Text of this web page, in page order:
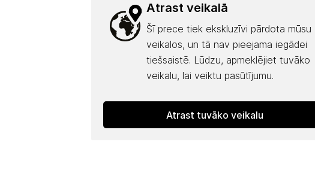
Atrast veikalā
Šī prece tiek ekskluzīvi pārdota mūsu
veikalos, un tā nav pieejama iegādei
tiešsaistē. Lūdzu, apmeklējiet tuvāko
veikalu, lai veiktu pasūtījumu.
Atrast tuvāko veikalu